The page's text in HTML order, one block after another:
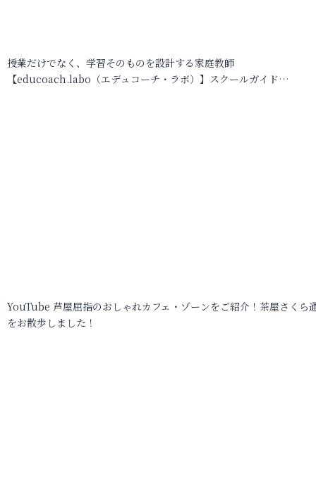
授業だけでなく、学習そのものを設計する家庭教師
【educoach.labo（エデュコーチ・ラボ）】スクールガイド…
YouTube 芦屋屈指のおしゃれカフェ・ゾーンをご紹介！茶屋さくら
をお散歩しました！